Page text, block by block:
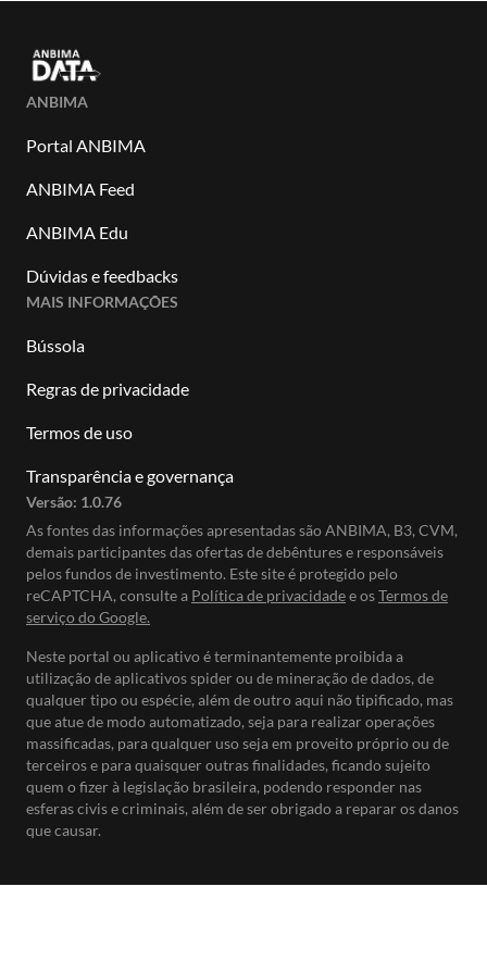
ANBIMA
Portal ANBIMA
ANBIMA Feed
ANBIMA Edu
Dúvidas e feedbacks
MAIS INFORMAÇÕES
Bússola
Regras de privacidade
Termos de uso
Transparência e governança
Versão: 1.0.76
As fontes das informações apresentadas são ANBIMA, B3, CVM,
demais participantes das ofertas de debêntures e responsáveis
pelos fundos de investimento. Este site é protegido pelo
reCAPTCHA, consulte a Política de privacidadee osTermos de
serviço do Google.
Neste portal ou aplicativo é terminantemente proibida a
utilização de aplicativos spider ou de mineração de dados, de
qualquer tipo ou espécie, além de outro aqui não tipificado, mas
que atue de modo automatizado, seja para realizar operações
massificadas, para qualquer uso seja em proveito próprio ou de
terceiros e para quaisquer outras finalidades, ficando sujeito
quem o fizer à legislação brasileira, podendo responder nas
esferas civis e criminais, além de ser obrigado a reparar os danos
que causar.